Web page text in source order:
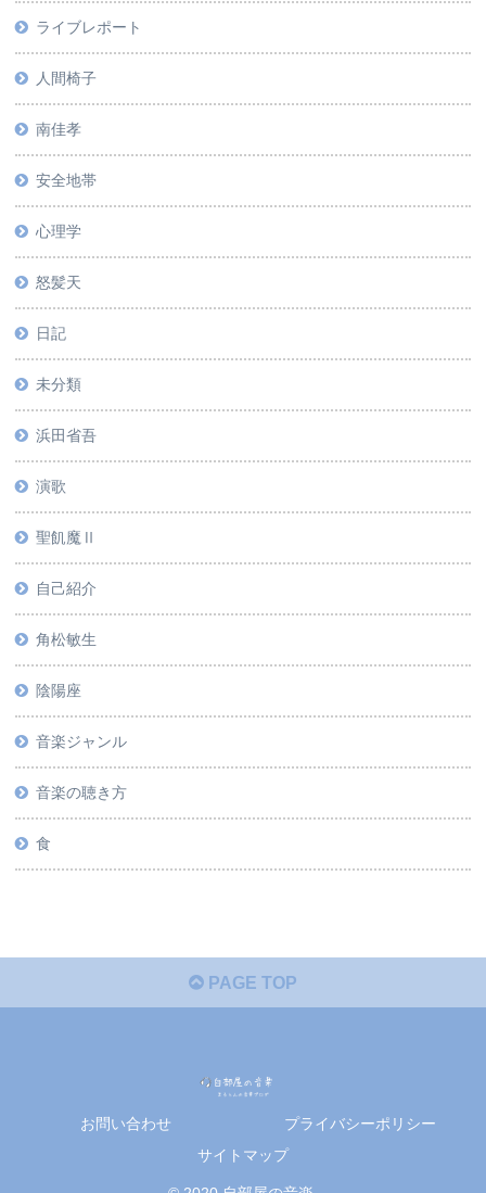
ライブレポート
人間椅子
南佳孝
安全地帯
心理学
怒髪天
日記
未分類
浜田省吾
演歌
聖飢魔Ⅱ
自己紹介
角松敏生
陰陽座
音楽ジャンル
音楽の聴き方
食
PAGE TOP
お問い合わせ
プライバシーポリシー
サイトマップ